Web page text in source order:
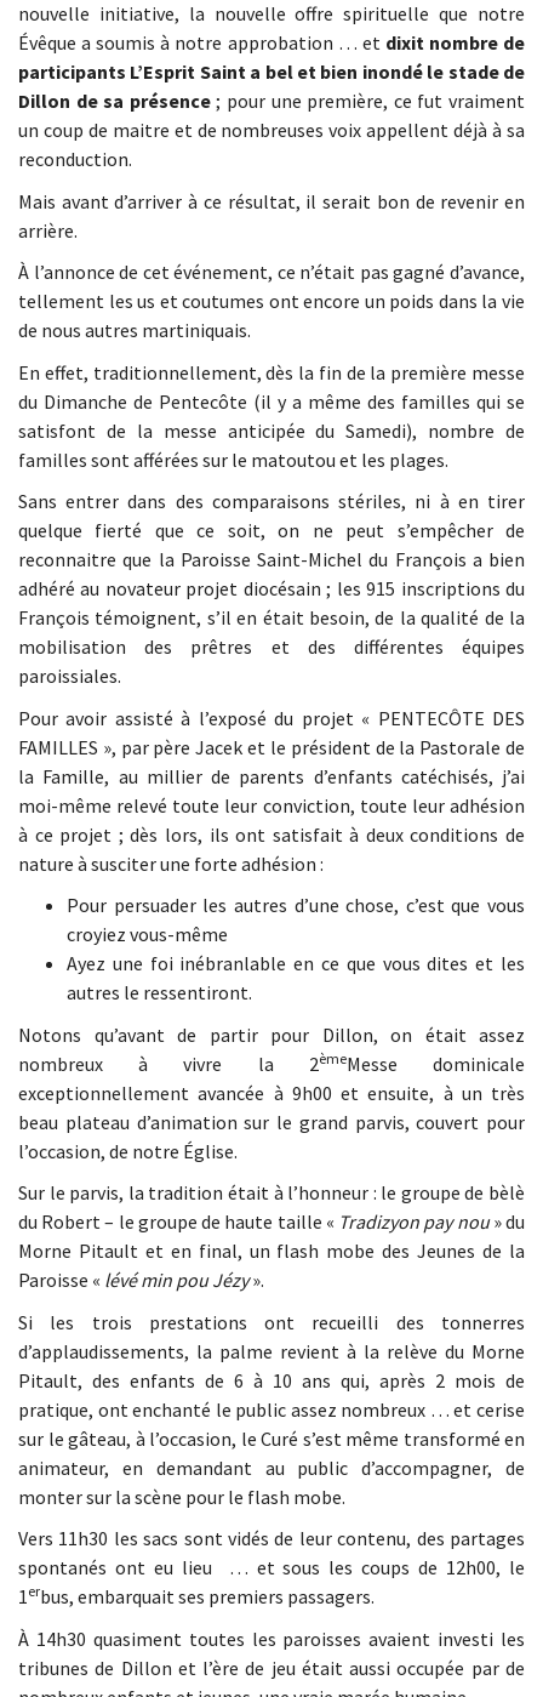
nouvelle initiative, la nouvelle offre spirituelle que notre
Évêque a soumis à notre approbation … et dixit nombre de
participants L’Esprit Saint a bel et bien inondé le stade de
Dillon de sa présence; pour une première, ce fut vraiment
un coup de maitre et de nombreuses voix appellent déjà à sa
reconduction.
Mais avant d’arriver à ce résultat, il serait bon de revenir en
arrière.
À l’annonce de cet événement, ce n’était pas gagné d’avance,
tellement les us et coutumes ont encore un poids dans la vie
de nous autres martiniquais.
En effet, traditionnellement, dès la fin de la première messe
du Dimanche de Pentecôte (il y a même des familles qui se
satisfont de la messe anticipée du Samedi), nombre de
familles sont afférées sur le matoutou et les plages.
Sans entrer dans des comparaisons stériles, ni à en tirer
quelque fierté que ce soit, on ne peut s’empêcher de
reconnaitre que la Paroisse Saint-Michel du François a bien
adhéré au novateur projet diocésain ; les 915 inscriptions du
François témoignent, s’il en était besoin, de la qualité de la
mobilisation des prêtres et des différentes équipes
paroissiales.
Pour avoir assisté à l’exposé du projet « PENTECÔTE DES
FAMILLES », par père Jacek et le président de la Pastorale de
la Famille, au millier de parents d’enfants catéchisés, j’ai
moi-même relevé toute leur conviction, toute leur adhésion
à ce projet ; dès lors, ils ont satisfait à deux conditions de
nature à susciter une forte adhésion :
Pour persuader les autres d’une chose, c’est que vous
croyiez vous-même
Ayez une foi inébranlable en ce que vous dites et les
autres le ressentiront.
Notons qu’avant de partir pour Dillon, on était assez
nombreux à vivre la 2èmeMesse dominicale
exceptionnellement avancée à 9h00 et ensuite, à un très
beau plateau d’animation sur le grand parvis, couvert pour
l’occasion, de notre Église.
Sur le parvis, la tradition était à l’honneur : le groupe de bèlè
du Robert – le groupe de haute taille « Tradizyon pay nou» du
Morne Pitault et en final, un flash mobe des Jeunes de la
Paroisse « lévé min pou Jézy».
Si les trois prestations ont recueilli des tonnerres
d’applaudissements, la palme revient à la relève du Morne
Pitault, des enfants de 6 à 10 ans qui, après 2 mois de
pratique, ont enchanté le public assez nombreux … et cerise
sur le gâteau, à l’occasion, le Curé s’est même transformé en
animateur, en demandant au public d’accompagner, de
monter sur la scène pour le flash mobe.
Vers 11h30 les sacs sont vidés de leur contenu, des partages
spontanés ont eu lieu … et sous les coups de 12h00, le
1erbus, embarquait ses premiers passagers.
À 14h30 quasiment toutes les paroisses avaient investi les
tribunes de Dillon et l’ère de jeu était aussi occupée par de